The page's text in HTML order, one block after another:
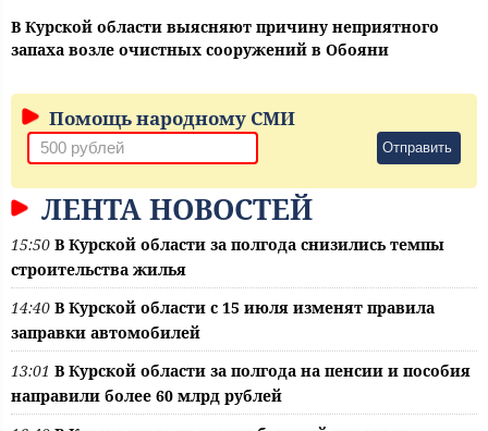
В Курской области выясняют причину неприятного
запаха возле очистных сооружений в Обояни
Помощь народному СМИ
Отправить
ЛЕНТА НОВОСТЕЙ
15:50 В Курской области за полгода снизились темпы
строительства жилья
14:40 В Курской области с 15 июля изменят правила
заправки автомобилей
13:01 В Курской области за полгода на пенсии и пособия
направили более 60 млрд рублей